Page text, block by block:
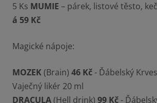
5 Ks MUMIE – párek, listové těsto,
á 59 Kč
Magické nápoje:
MOZEK(Brain) 46 Kč- Ďábelský
Vaječný likér 20 ml
DRACULA(Hell drink) 99 Kč-